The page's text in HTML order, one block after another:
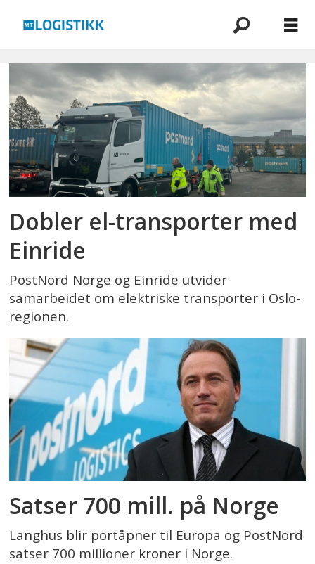
Emne:
postnord
norge
Dobler el-transporter med
Einride
PostNord Norge og Einride utvider
samarbeidet om elektriske transporter i Oslo-
regionen.
Satser 700 mill. på Norge
Langhus blir portåpner til Europa og PostNord
satser 700 millioner kroner i Norge.